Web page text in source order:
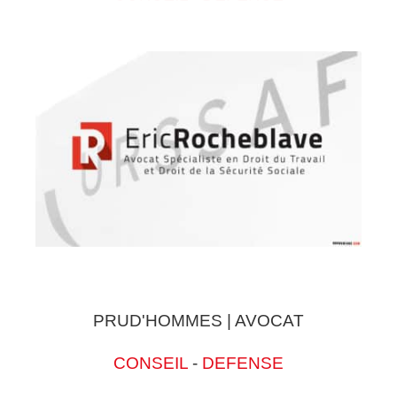
PRUD'HOMMES | AVOCAT
CONSEIL - DEFENSE